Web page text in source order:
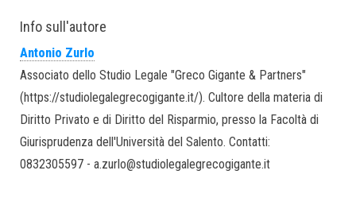
Info sull'autore
Antonio Zurlo
Associato dello Studio Legale "Greco Gigante & Partners"
(https://studiolegalegrecogigante.it/). Cultore della materia di
Diritto Privato e di Diritto del Risparmio, presso la Facoltà di
Giurisprudenza dell'Università del Salento. Contatti:
0832305597 - a.zurlo@studiolegalegrecogigante.it